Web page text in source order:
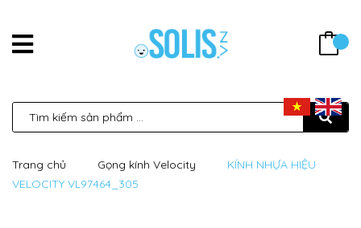
Trang chủ Gọng kính Velocity
KÍNH NHỰA HIỆU
VELOCITY VL97464_305